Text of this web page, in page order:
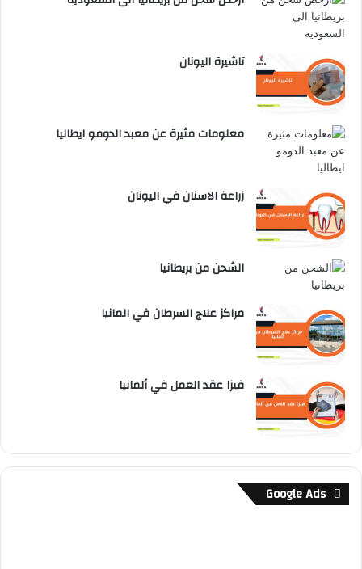
تاشيرة اليونان
معلومات مثيرة عن معبد الدومو ايطاليا
زراعة الاسنان في اليونان
الشحن من بريطانيا
مراكز علاج السرطان في المانيا
فيزا عقد العمل في ألمانيا
Google Ads